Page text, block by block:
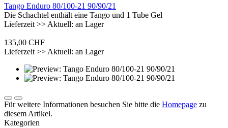
Tango Enduro 80/100-21 90/90/21
Die Schachtel enthält eine Tango und 1 Tube Gel
Lieferzeit >> Aktuell: an Lager
135,00 CHF
Lieferzeit >> Aktuell: an Lager
Für weitere Informationen besuchen Sie bitte die Homepage zu
diesem Artikel.
Kategorien